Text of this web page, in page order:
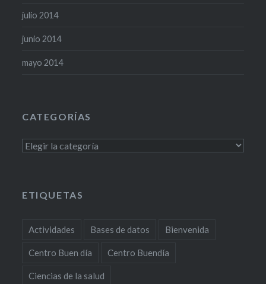
julio 2014
junio 2014
mayo 2014
CATEGORÍAS
Categorías
ETIQUETAS
Actividades Bases de datos Bienvenida
Centro Buen día Centro Buendía
Ciencias de la salud